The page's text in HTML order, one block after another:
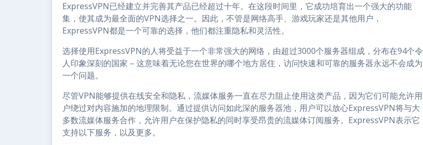
ExpressVPN已经建立并完善其产品已经超过十年。在这段时间里，它成功培育出一个强大的功能
集，使其成为最全面的VPN选择之一。因此，不管是网络高手、游戏玩家还是其他用户，
ExpressVPN都是一个可靠的选择，他们都注重隐私和灵活性。
选择使用ExpressVPN的人将受益于一个非常强大的网络，由超过3000个服务器组成，分布在94个令
人印象深刻的国家 – 这意味着无论您在世界的哪个地方居住，访问快速和可靠的服务器永远不会成为
一个问题。
尽管VPN能够提供在线安全和隐私，流媒体服务一直在尽力阻止使用这类产品，因为它们可能允许用
户绕过对内容施加的地理限制。通过提供访问如此深的服务器池，用户可以放心ExpressVPN将与大
多数流媒体服务合作，允许用户在保护隐私的同时享受昂贵的流媒体订阅服务。ExpressVPN表示它
支持以下服务，以及更多。